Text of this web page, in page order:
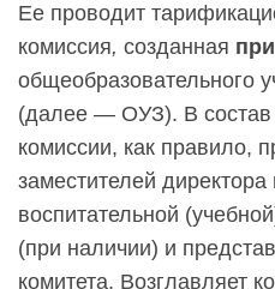
Ее проводит
комиссия, созданная
общеобразовательного
(далее — ОУЗ). В состав
комиссии, как правило,
заместителей директора
воспитательной
(при наличии) и
комитета. Возглавляет